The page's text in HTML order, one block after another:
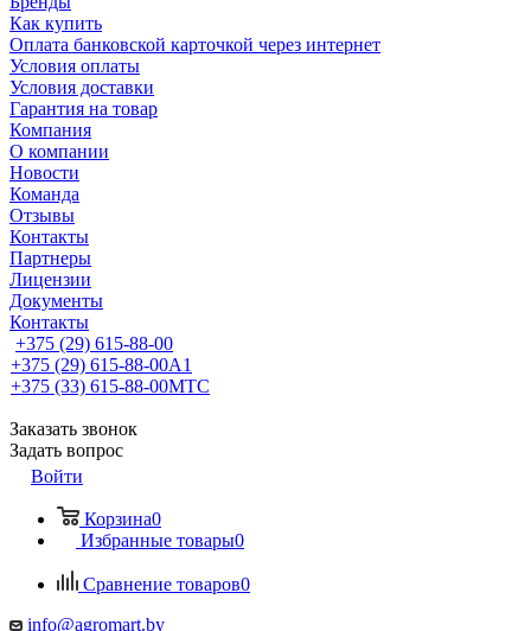
Как купить
Оплата банковской карточкой через интернет
Условия оплаты
Условия доставки
Гарантия на товар
Компания
О компании
Новости
Команда
Отзывы
Контакты
Партнеры
Лицензии
Документы
Контакты
+375 (29) 615-88-00
+375 (29) 615-88-00A1
+375 (33) 615-88-00МТС
Заказать звонок
Задать вопрос
Войти
Корзина0
Избранные товары0
Сравнение товаров0
info@agromart.by